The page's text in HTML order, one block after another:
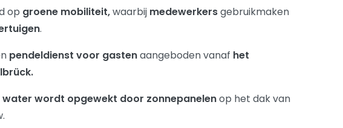
op groene mobiliteit,waarbij medewerkersgebruikmaken
.
pendeldienst voor gastenaangeboden vanaf het
wordt opgewekt door zonnepanelenop het dak van